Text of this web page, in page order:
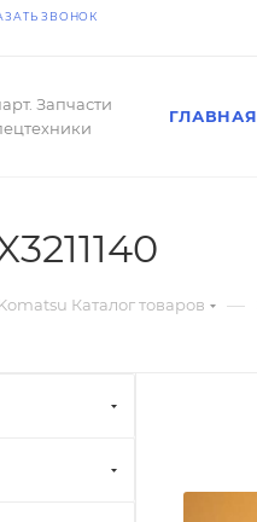
ЗВОНОК
Запчасти
ГЛАВНАЯ
Каталог товаров —